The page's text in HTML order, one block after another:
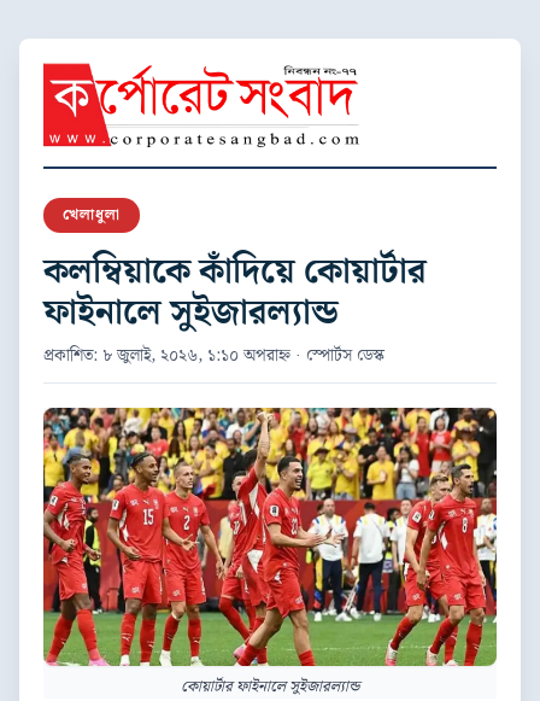
খেলাধুলা
কলম্বিয়াকে কাঁদিয়ে কোয়ার্টার
ফাইনালে সুইজারল্যান্ড
প্রকাশিত: ৮ জুলাই, ২০২৬, ১:১০ অপরাহ্ন · স্পোর্টস ডেস্ক
কোয়ার্টার ফাইনালে সুইজারল্যান্ড